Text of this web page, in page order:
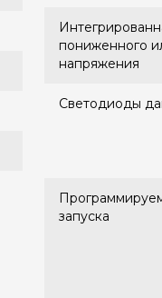
пониженного
напряжения
Светодиоды
запуска